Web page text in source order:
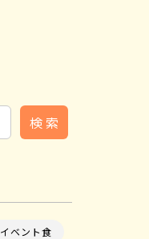
検 索
イベント食